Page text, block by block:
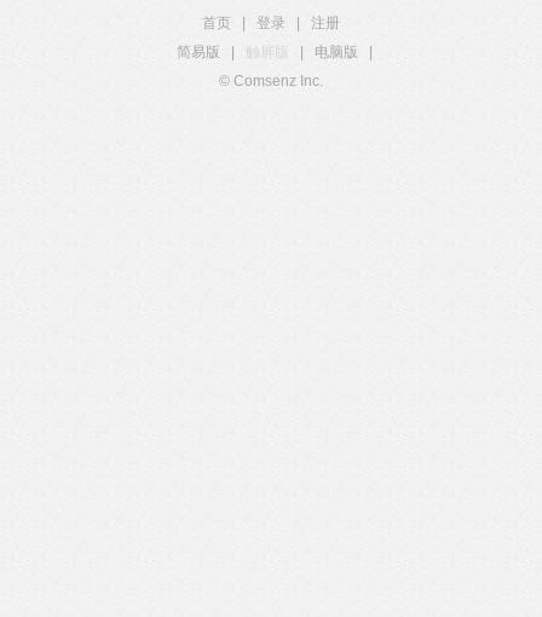
首页 登录
注册
简易版
触屏版 电脑版
© Comsenz Inc.